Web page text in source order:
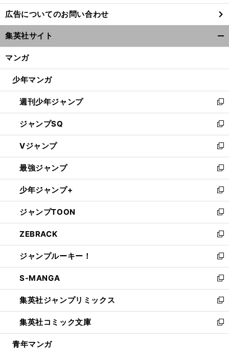
し
い
ウ
ィ
ン
ウ
開
く
広告についてのお問い合わせ
集英社サイト
マンガ
少年マンガ
週刊少年ジャンプ
新
し
い
ウ
ィ
ン
ド
ウ
で
開
く
ジャンプSQ
新
し
い
ウ
ィ
ン
ド
ウ
で
開
く
Vジャンプ
新
し
い
ウ
ィ
ン
ド
ウ
で
開
く
最強ジャンプ
新
し
い
ウ
ィ
ン
ド
ウ
で
開
く
少年ジャンプ+
新
し
い
ウ
ィ
ン
ド
ウ
で
開
く
ジャンプTOON
新
し
い
ウ
ィ
ン
ド
ウ
で
開
く
ZEBRACK
新
し
い
ウ
ィ
ン
ド
ウ
で
開
ジャンプルーキー！
新
し
い
ウ
ィ
ン
ド
ウ
S-MANGA
新
し
い
ウ
ィ
ン
集英社ジャンプリミックス
新
し
い
ウ
集英社コミック文庫
新
し
青年マンガ